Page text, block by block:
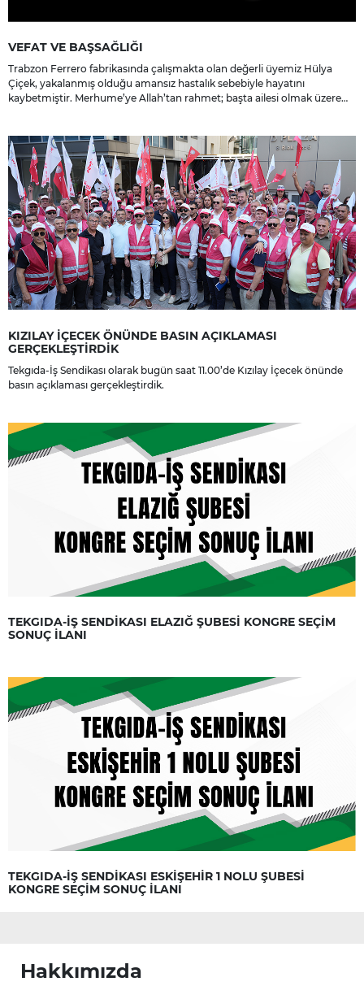
VEFAT VE BAŞSAĞLIĞI
Trabzon Ferrero fabrikasında çalışmakta olan değerli üyemiz Hülya
Çiçek, yakalanmış olduğu amansız hastalık sebebiyle hayatını
kaybetmiştir. Merhume’ye Allah’tan rahmet; başta ailesi olmak üzere
KIZILAY İÇECEK ÖNÜNDE BASIN AÇIKLAMASI
GERÇEKLEŞTİRDİK
Tekgıda-İş Sendikası olarak bugün saat 11.00’de Kızılay İçecek önünde
basın açıklaması gerçekleştirdik.
TEKGIDA-İŞ SENDİKASI ELAZIĞ ŞUBESİ KONGRE SEÇİM
SONUÇ İLANI
TEKGIDA-İŞ SENDİKASI ESKİŞEHİR 1 NOLU ŞUBESİ
KONGRE SEÇİM SONUÇ İLANI
Hakkımızda